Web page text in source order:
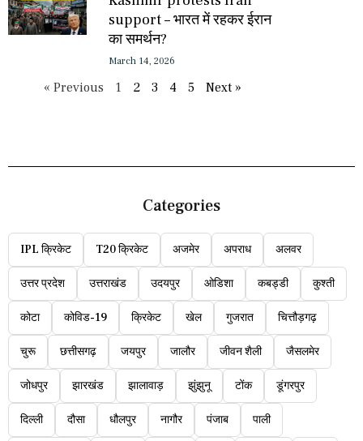
support – भारत में रहकर ईरान
का समर्थन?
March 14, 2026
« Previous 1 2 3 4 5 Next »
Categories
IPL क्रिकेट T20 क्रिकेट अजमेर अपराध अलवर
उत्तर प्रदेश उत्तराखंड उदयपुर ओडिशा कबड्डी कुश्ती
कोटा कोविड-19 क्रिकेट खेल गुजरात चित्तौड़गढ़
चुरू छत्तीसगढ़ जयपुर जालौर जीवन शैली जैसलमेर
जोधपुर झारखंड झालावाड़ झुंझुनू टोंक डूंगरपुर
दिल्ली दौसा धौलपुर नागौर पंजाब पाली